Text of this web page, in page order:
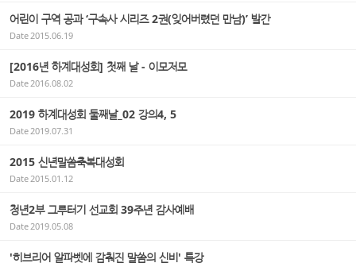
어린이 구역 공과 ‘구속사 시리즈 2권(잊어버렸던 만남)’ 발간
Date2015.06.19
[2016년 하계대성회] 첫째 날 - 이모저모
Date2016.08.02
2019 하계대성회 둘째날_02 강의4, 5
Date2019.07.31
2015 신년말씀축복대성회
Date2015.01.12
청년2부 그루터기 선교회 39주년 감사예배
Date2019.05.08
'히브리어 알파벳에 감춰진 말씀의 신비' 특강